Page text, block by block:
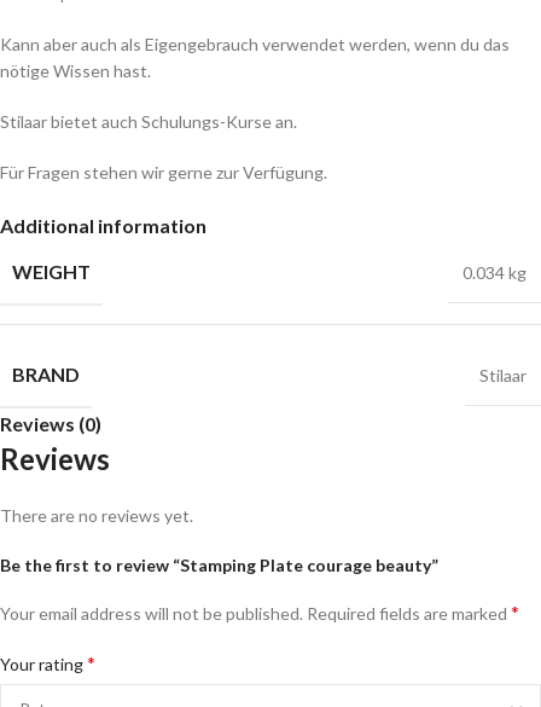
Kann aber auch als Eigengebrauch verwendet werden, wenn du das
nötige Wissen hast.
Stilaar bietet auch Schulungs-Kurse an.
Für Fragen stehen wir gerne zur Verfügung.
Additional information
WEIGHT
0.034 kg
BRAND Stilaar
Reviews (0)
Reviews
There are no reviews yet.
Be the first to review “Stamping Plate courage beauty”
Your email address will not be published. Required fields are marked *
Your rating*